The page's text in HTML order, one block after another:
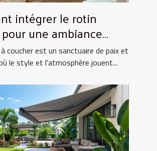
intégrer le rotin
une ambiance
en chambre
coucher est un sanctuaire de paix et
le style et l'atmosphère jouent...